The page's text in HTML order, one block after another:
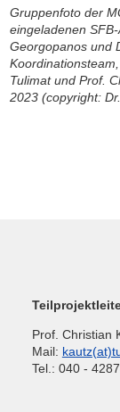
Gruppenfoto der
eingeladenen
Georgopanos und
Tulimat und Prof.
2023 (copyright:
Prof. Christian
Mail:
Tel.: 040 -